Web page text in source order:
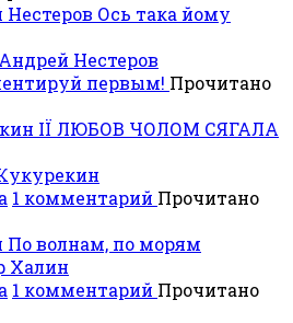
Ось така йому
Нестеров
первым! Прочитано
ІЇ ЛЮБОВ ЧОЛОМ СЯГАЛА
1 комментарий Прочитано
По волнам, по морям
Халин
1 комментарий Прочитано